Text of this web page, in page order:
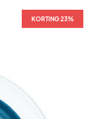
KORTING 23%